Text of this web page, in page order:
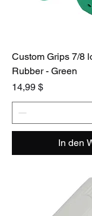
Custom Grips 7/8
Rubber - Green
Preis
14,99 $
In den